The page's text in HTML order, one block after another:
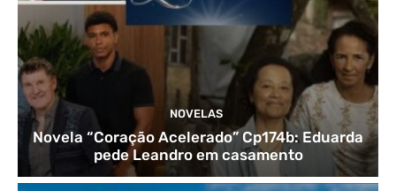
NOVELAS
Novela “Coração Acelerado” Cp174b: Eduarda
pede Leandro em casamento